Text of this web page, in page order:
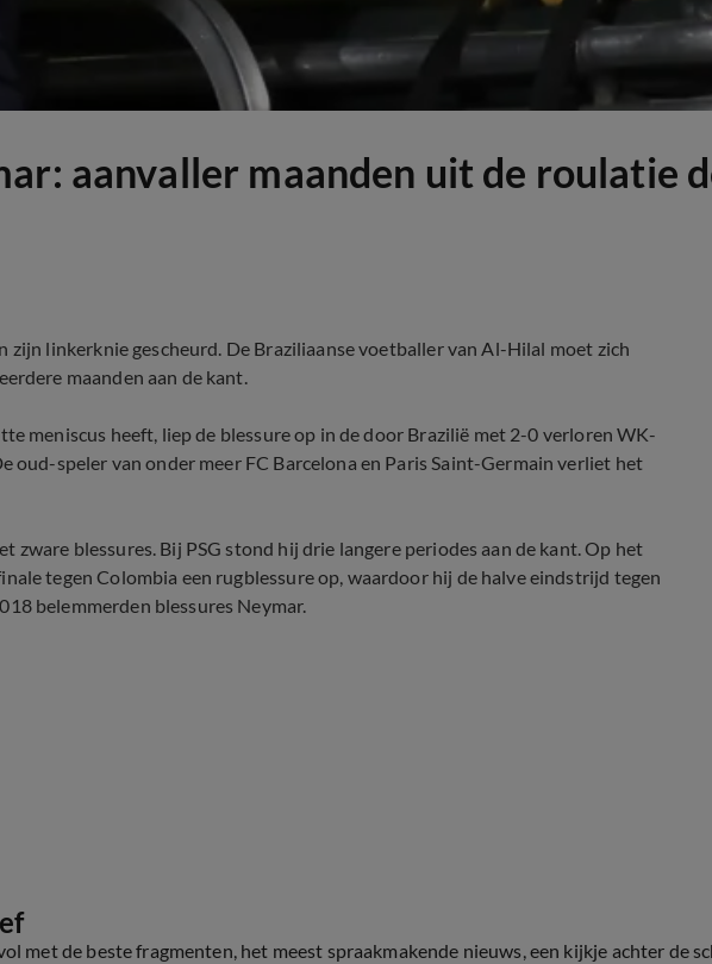
aanvaller maanden uit de roulatie
zijn linkerknie gescheurd. De Braziliaanse voetballer van Al-Hilal moet zich
maanden aan de kant.
meniscus heeft, liep de blessure op in de door Brazilië met 2-0 verloren WK-
oud-speler van onder meer FC Barcelona en Paris Saint-Germain verliet het
zware blessures. Bij PSG stond hij drie langere periodes aan de kant. Op het
tegen Colombia een rugblessure op, waardoor hij de halve eindstrijd tegen
belemmerden blessures Neymar.
met de beste fragmenten, het meest spraakmakende nieuws, een kijkje achter de